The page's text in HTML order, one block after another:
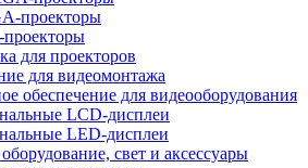
проекторы
для проекторов
для видеомонтажа
обеспечение для видеооборудования
LCD-дисплеи
LED-дисплеи
свет и аксессуары